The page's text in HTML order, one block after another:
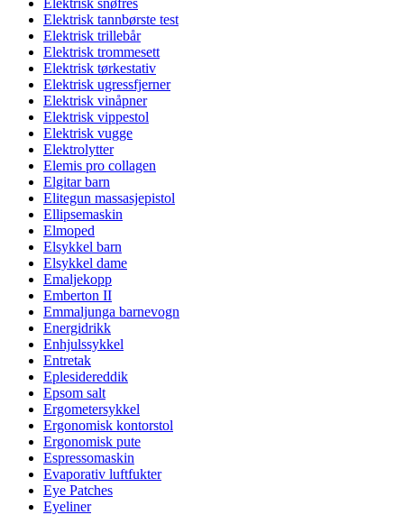
Elektrisk snøfres
Elektrisk tannbørste test
Elektrisk trillebår
Elektrisk trommesett
Elektrisk tørkestativ
Elektrisk ugressfjerner
Elektrisk vinåpner
Elektrisk vippestol
Elektrisk vugge
Elektrolytter
Elemis pro collagen
Elgitar barn
Elitegun massasjepistol
Ellipsemaskin
Elmoped
Elsykkel barn
Elsykkel dame
Emaljekopp
Emberton II
Emmaljunga barnevogn
Energidrikk
Enhjulssykkel
Entretak
Eplesidereddik
Epsom salt
Ergometersykkel
Ergonomisk kontorstol
Ergonomisk pute
Espressomaskin
Evaporativ luftfukter
Eye Patches
Eyeliner